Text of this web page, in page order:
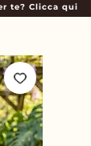
te? Clicca qui